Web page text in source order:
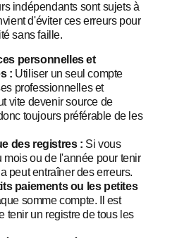
indépendants sont sujets à
d'éviter ces erreurs pour
sans faille.
personnelles et
: Utiliser un seul compte
professionnelles et
vite devenir source de
toujours préférable de les
des registres : Si vous
mois ou de l'année pour tenir
peut entraîner des erreurs.
paiements ou les petites
somme compte. Il est
tenir un registre de tous les